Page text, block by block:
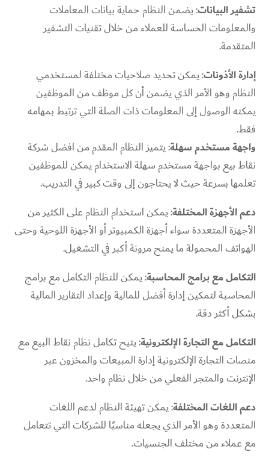
تشفير البيانات: يضمن النظام حماية بيانات المعاملات
والمعلومات الحساسة للعملاء من خلال تقنيات التشفير
المتقدمة.
إدارة الأذونات: يمكن تحديد صلاحيات مختلفة لمستخدمي
النظام وهو الأمر الذي يضمن أن كل موظف من الموظفين
يمكنه الوصول إلى المعلومات ذات الصلة التي ترتبط بمهامه
فقط.
واجهة مستخدم سهلة: يتميز النظام المقدم من افضل شركة
نقاط بيع بواجهة مستخدم سهلة الاستخدام يمكن للموظفين
تعلمها بسرعة حيث لا يحتاجون إلى وقت كبير في التدريب.
دعم الأجهزة المختلفة: يمكن استخدام النظام على الكثير من
الأجهزة المتعددة سواء أجهزة الكمبيوتر أو الأجهزة اللوحية وحتى
الهواتف المحمولة ما يمنح مرونة أكبر في التشغيل.
التكامل مع برامج المحاسبة: يمكن للنظام التكامل مع برامج
المحاسبة لتمكين إدارة أفضل للمالية وإعداد التقارير المالية
بشكل أكثر دقة.
التكامل مع التجارة الإلكترونية: يتيح تكامل نظام نقاط البيع مع
منصات التجارة الإلكترونية إدارة المبيعات والمخزون عبر
الإنترنت والمتجر الفعلي من خلال نظام واحد.
دعم اللغات المختلفة: يمكن تهيئة النظام لدعم اللغات
المتعددة وهو الأمر الذي يجعله مناسبًا للشركات التي تتعامل
مع عملاء من مختلف الجنسيات.